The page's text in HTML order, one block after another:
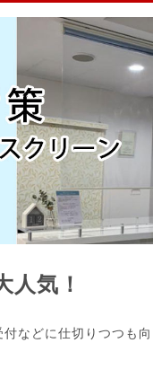
人気！
などに仕切りつつも